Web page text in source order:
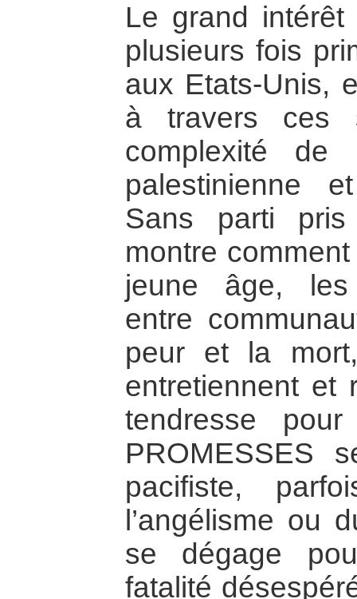
Le grand
plusieurs fois
aux Etats-Unis,
à travers ces
complexité de
palestinienne
Sans parti
montre
jeune âge, les
entre
peur et la
entretiennent et
tendresse
PROMESSES
pacifiste,
l’angélisme ou
se dégage
fatalité